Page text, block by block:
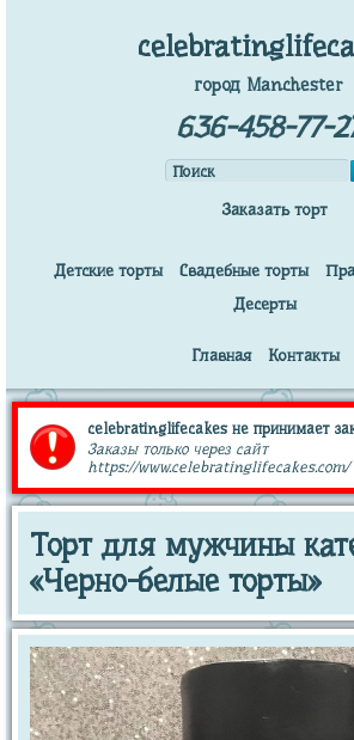
город Manchester
636-458-77-
Заказать торт
Детские торты Свадебные торты
Десерты
Главная Контакты
celebratinglifecakes не принимает
Заказы только через сайт
https://www.celebratinglifecakes.com/
Торт для мужчины
«Черно-белые торты»